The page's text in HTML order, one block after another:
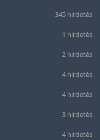
345 hirdetés
1 hirdetés
2 hirdetés
4 hirdetés
4 hirdetés
3 hirdetés
4 hirdetés